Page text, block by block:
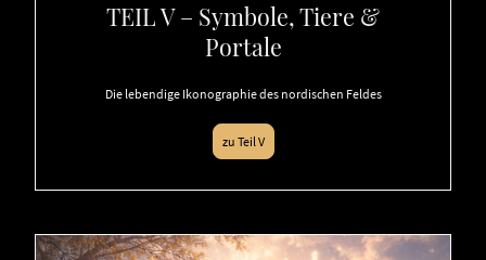
TEIL V – Symbole, Tiere &
Portale
Die lebendige Ikonographie des nordischen Feldes
zu Teil V